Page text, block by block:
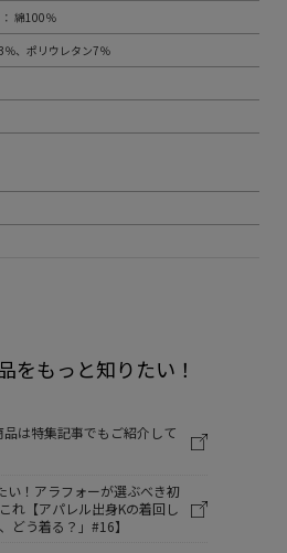
綿100％
％、ポリウレタン7％
をもっと知りたい！
品は特集記事でもご紹介して
い！アラフォーが選ぶべき初
れ【アパレル出身Kの着回し
どう着る？」#16】